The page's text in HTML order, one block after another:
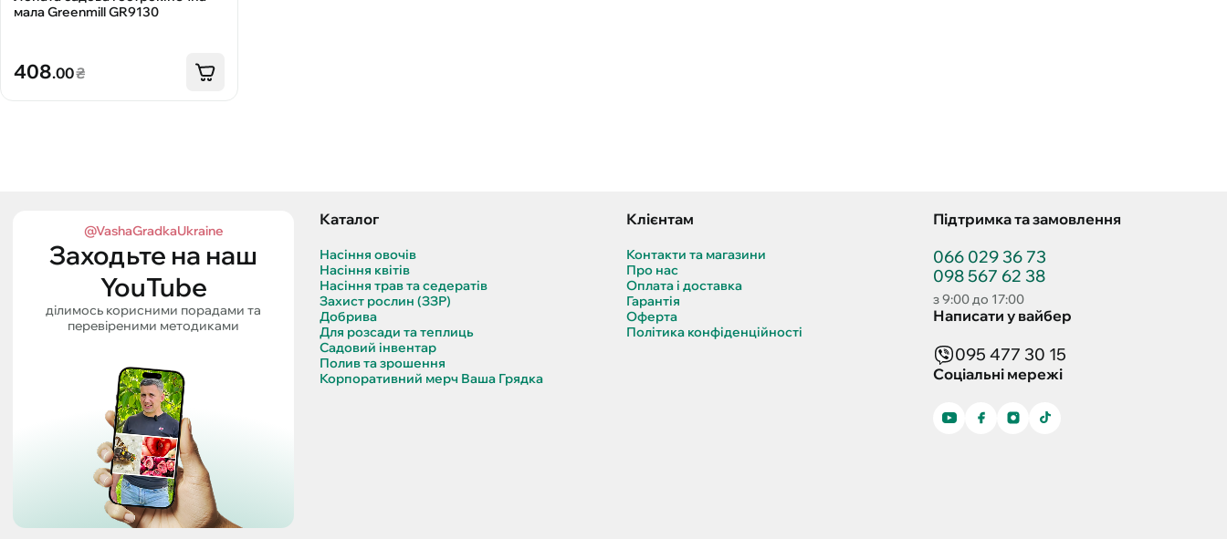
мала Greenmill GR9130
408.00₴
@VashaGradkaUkraine
Заходьте на наш
YouTube
ділимось корисними порадами та
перевіреними методиками
Каталог
Насіння овочів
Насіння квітів
Насіння трав та седератів
Захист рослин (ЗЗР)
Добрива
Для розсади та теплиць
Садовий інвентар
Полив та зрошення
Корпоративний мерч Ваша Грядка
Клієнтам
Контакти та магазини
Про нас
Оплата і доставка
Гарантія
Оферта
Політика конфіденційності
Підтримка та замовлення
066 029 36 73
098 567 62 38
з 9:00 до 17:00
Написати у вайбер
095 477 30 15
Соціальні мережі